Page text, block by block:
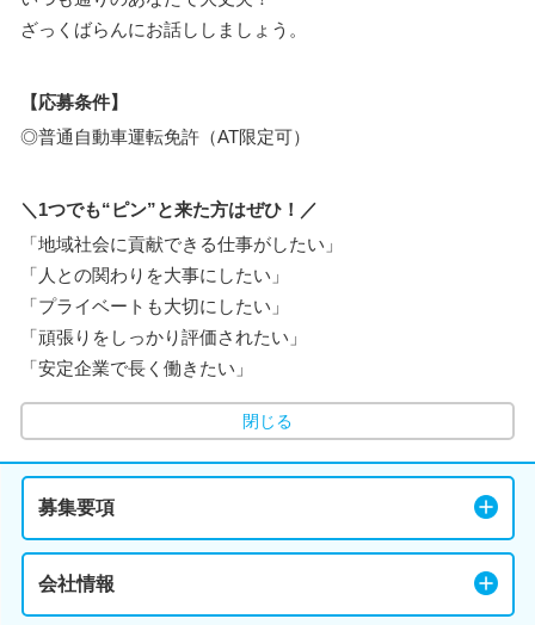
ざっくばらんにお話ししましょう。
【応募条件】
◎普通自動車運転免許（AT限定可）
＼1つでも“ピン”と来た方はぜひ！／
「地域社会に貢献できる仕事がしたい」
「人との関わりを大事にしたい」
「プライベートも大切にしたい」
「頑張りをしっかり評価されたい」
「安定企業で長く働きたい」
閉じる
募集要項
会社情報